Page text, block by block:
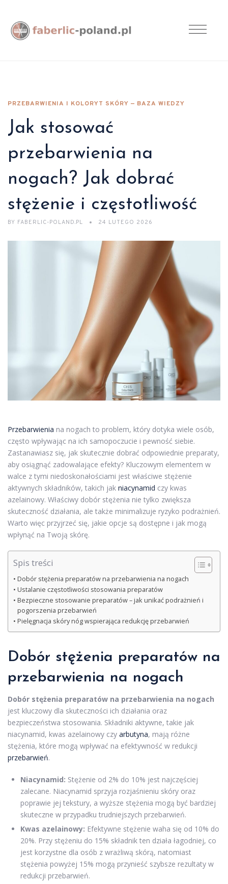
PRZEBARWIENIA I KOLORYT SKÓRY — BAZA WIEDZY
Jak stosować
przebarwienia na
nogach? Jak dobrać
stężenie i częstotliwość
BY FABERLIC-POLAND.PL 24 LUTEGO 2026
Przebarwienia na nogach to problem, który dotyka wiele osób,
często wpływając na ich samopoczucie i pewność siebie.
Zastanawiasz się, jak skutecznie dobrać odpowiednie preparaty,
aby osiągnąć zadowalające efekty? Kluczowym elementem w
walce z tymi niedoskonałościami jest właściwe stężenie
aktywnych składników, takich jak niacynamid czy kwas
azelainowy. Właściwy dobór stężenia nie tylko zwiększa
skuteczność działania, ale także minimalizuje ryzyko podrażnień.
Warto więc przyjrzeć się, jakie opcje są dostępne i jak mogą
wpłynąć na Twoją skórę.
Spis treści
Dobór stężenia preparatów na przebarwienia na nogach
Ustalanie częstotliwości stosowania preparatów
Bezpieczne stosowanie preparatów – jak unikać podrażnień i
pogorszenia przebarwień
Pielęgnacja skóry nóg wspierająca redukcję przebarwień
Dobór stężenia preparatów na
przebarwienia na nogach
Dobór stężenia preparatów na przebarwienia na nogach
jest kluczowy dla skuteczności ich działania oraz
bezpieczeństwa stosowania. Składniki aktywne, takie jak
niacynamid, kwas azelainowy czy arbutyna, mają różne
stężenia, które mogą wpływać na efektywność w redukcji
przebarwień.
Niacynamid: Stężenie od 2% do 10% jest najczęściej
zalecane. Niacynamid sprzyja rozjaśnieniu skóry oraz
poprawie jej tekstury, a wyższe stężenia mogą być bardziej
skuteczne w przypadku trudniejszych przebarwień.
Kwas azelainowy: Efektywne stężenie waha się od 10% do
20%. Przy stężeniu do 15% składnik ten działa łagodniej, co
jest korzystne dla osób z wrażliwą skórą, natomiast
stężenia powyżej 15% mogą przynieść szybsze rezultaty w
redukcji przebarwień.